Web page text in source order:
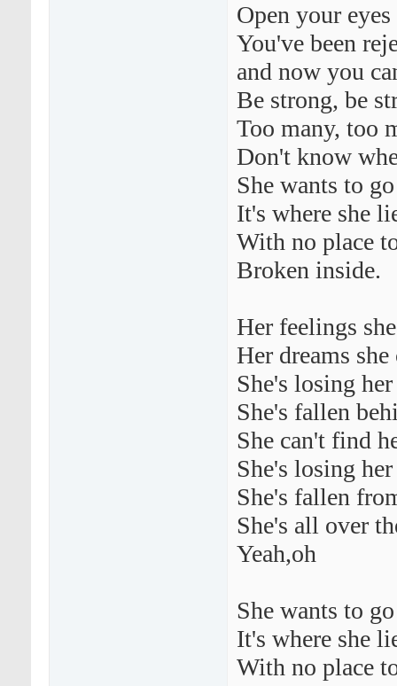
Open your
You've been
and now you
Be strong, be
Too many, too
Don't know
She wants to
It's where she
With no place
Broken inside.
Her feelings
Her dreams
She's losing
She's fallen
She can't find
She's losing
She's fallen
She's all over
Yeah,oh
She wants to
It's where she
With no place